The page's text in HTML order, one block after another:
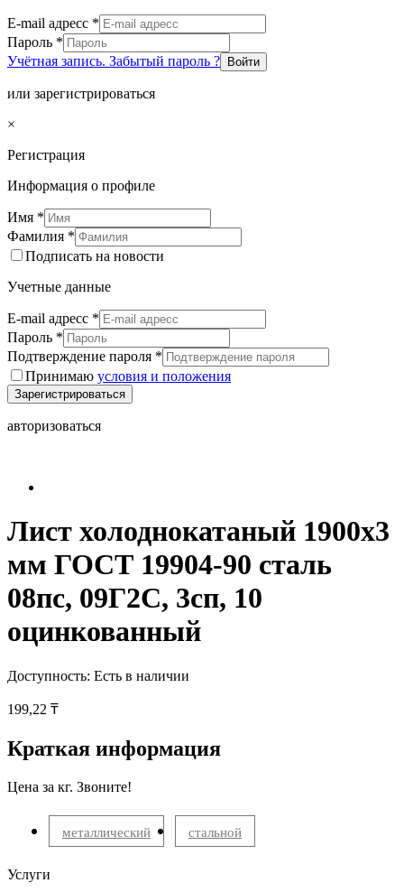
E-mail адресс *
Пароль *
Учётная запись. Забытый пароль ?
Войти
или зарегистрироваться
×
Регистрация
Информация о профиле
Имя *
Фамилия *
Подписать на новости
Учетные данные
E-mail адресс *
Пароль *
Подтверждение пароля *
Принимаю условия и положения
Зарегистрироваться
авторизоваться
Лист холоднокатаный 1900x3
мм ГОСТ 19904-90 сталь
08пс, 09Г2С, 3сп, 10
оцинкованный
Доступность: Есть в наличии
199,22 ₸
Краткая информация
Цена за кг. Звоните!
металлический стальной
Услуги